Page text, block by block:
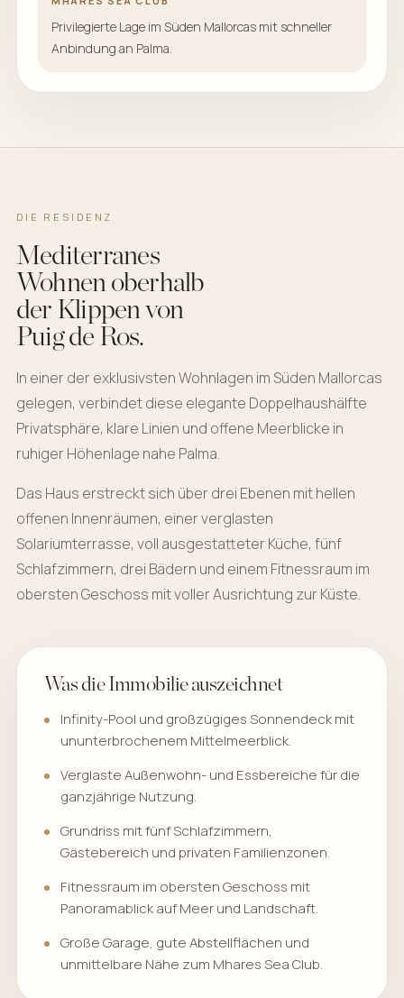
Privilegierte Lage im Süden Mallorcas mit schneller
Anbindung an Palma.
DIE RESIDENZ
Mediterranes
Wohnen oberhalb
der Klippen von
Puig de Ros.
In einer der exklusivsten Wohnlagen im Süden Mallorcas
gelegen, verbindet diese elegante Doppelhaushälfte
Privatsphäre, klare Linien und offene Meerblicke in
ruhiger Höhenlage nahe Palma.
Das Haus erstreckt sich über drei Ebenen mit hellen
offenen Innenräumen, einer verglasten
Solariumterrasse, voll ausgestatteter Küche, fünf
Schlafzimmern, drei Bädern und einem Fitnessraum im
obersten Geschoss mit voller Ausrichtung zur Küste.
Was die Immobilie auszeichnet
Infinity-Pool und großzügiges Sonnendeck mit
ununterbrochenem Mittelmeerblick.
Verglaste Außenwohn- und Essbereiche für die
ganzjährige Nutzung.
Grundriss mit fünf Schlafzimmern,
Gästebereich und privaten Familienzonen.
Fitnessraum im obersten Geschoss mit
Panoramablick auf Meer und Landschaft.
Große Garage, gute Abstellflächen und
unmittelbare Nähe zum Mhares Sea Club.